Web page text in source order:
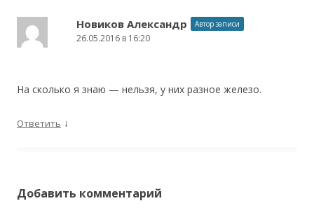
Новиков Александр Автор записи
26.05.2016 в 16:20
На сколько я знаю — нельзя, у них разное железо.
Ответить ↓
Добавить комментарий